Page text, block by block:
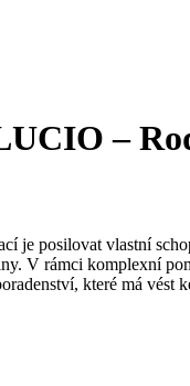
–
je posilovat vlastní
V rámci komplexní
které má vést